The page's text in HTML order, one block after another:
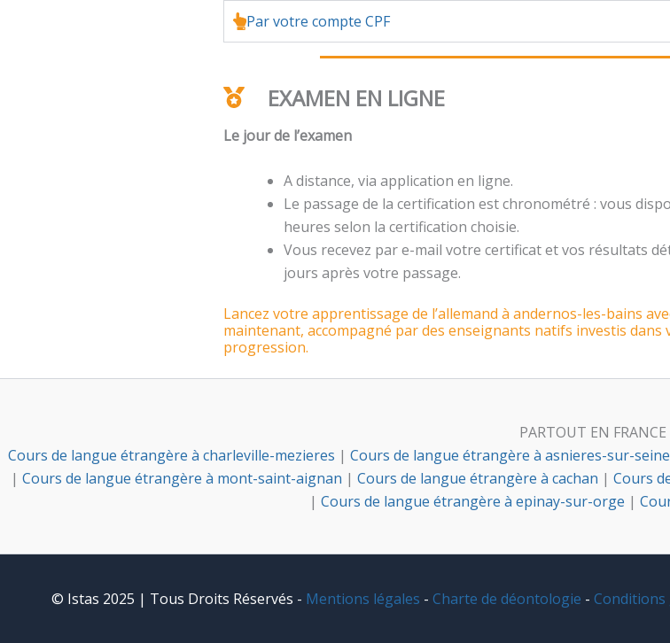
Par votre compte CPF
EXAMEN EN LIGNE
Le jour de l’examen
A distance, via application en ligne.
Le passage de la certification est chronométré : vous
heures selon la certification choisie.
Vous recevez par e-mail votre certificat et vos résultats
jours après votre passage.
Lancez votre apprentissage de l’allemand à andernos-les-bains
maintenant, accompagné par des enseignants natifs investis dans
progression.
PARTOUT EN FRANCE
Cours de langue étrangère à charleville-mezieres | Cours de langue étrangère à asnieres-sur-seine
| Cours de langue étrangère à mont-saint-aignan | Cours de langue étrangère à cachan | Cours
| Cours de langue étrangère à epinay-sur-orge |
© Istas 2025 | Tous Droits Réservés - Mentions légales - Charte de déontologie - Conditions